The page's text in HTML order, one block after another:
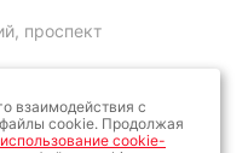
проспект
взаимодействия с
cookie. Продолжая
cookie-